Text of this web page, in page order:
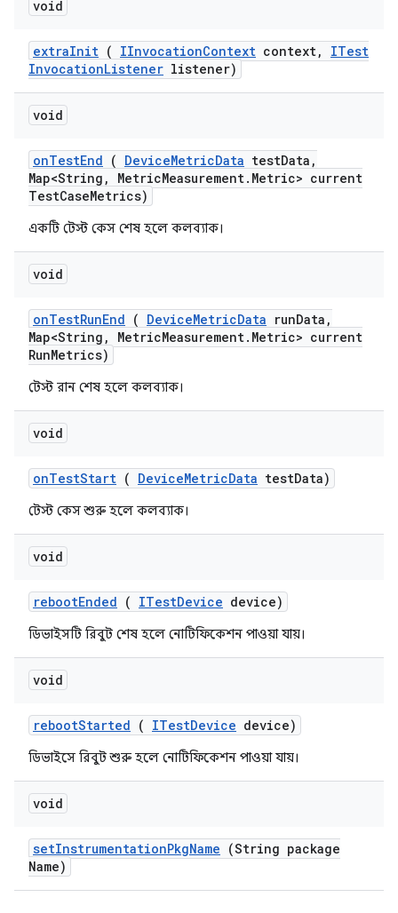
void
extraInit ( IInvocationContext context,
ITest
InvocationListener listener)
void
onTestEnd ( DeviceMetricData testData ,
Map<String , MetricMeasurement. Metric> current
TestCaseMetrics)
একটি টেস্ট কেস শেষ হলে কলব্যাক।
void
onTestRunEnd ( DeviceMetricData runData ,
Map<String , MetricMeasurement. Metric> current
RunMetrics)
টেস্ট রান শেষ হলে কলব্যাক।
void
onTestStart ( DeviceMetricData testData)
টেস্ট কেস শুরু হলে কলব্যাক।
void
rebootEnded ( ITestDevice device)
ডিভাইসটি রিবুট শেষ হলে নোটিফিকেশন পাওয়া যায়।
void
rebootStarted ( ITestDevice device)
ডিভাইসে রিবুট শুরু হলে নোটিফিকেশন পাওয়া যায়।
void
setInstrumentationPkgName (String package
Name)